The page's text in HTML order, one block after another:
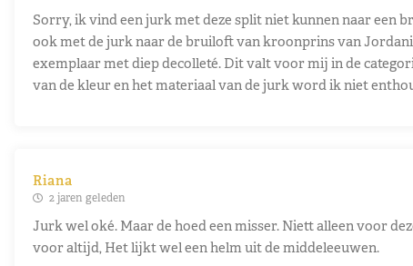
Sorry, ik vind een jurk met deze split niet kunnen naar een
ook met de jurk naar de bruiloft van kroonprins van
exemplaar met diep decolleté. Dit valt voor mij in de
van de kleur en het materiaal van de jurk word ik niet
Riana
2 jaren geleden
Jurk wel oké. Maar de hoed een misser. Niett alleen voor
voor altijd, Het lijkt wel een helm uit de middeleeuwen.